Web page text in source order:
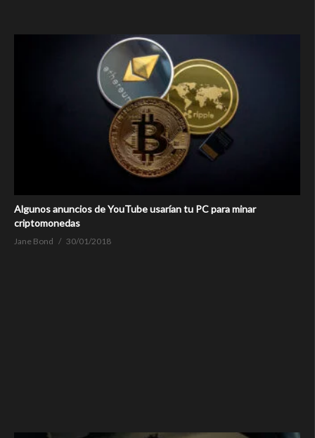
Algunos anuncios de YouTube usarían tu PC para minar
criptomonedas
Jane Bond 30/01/2018